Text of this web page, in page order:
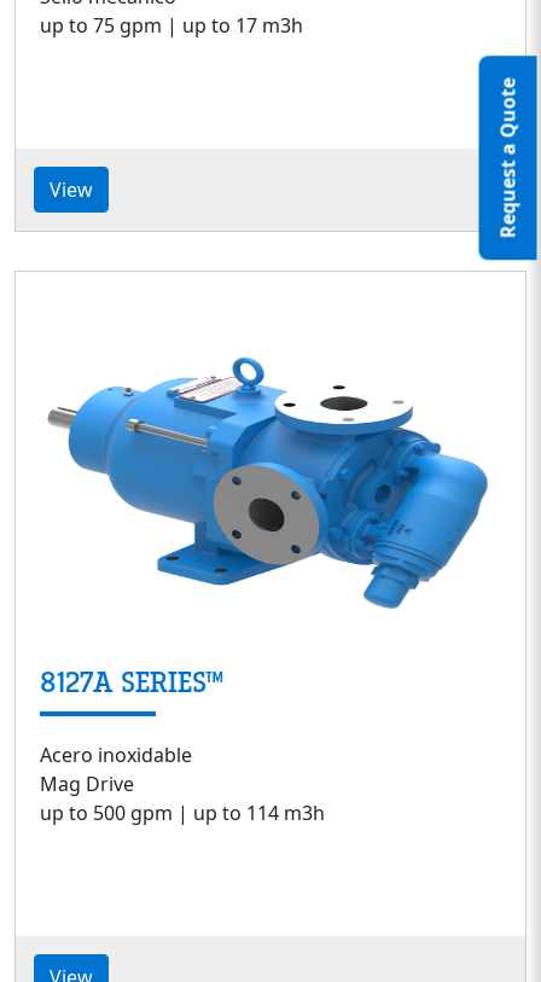
Request a Quote
up to 75 gpm | up to 17 m3h
View
8127A SERIES™
Acero inoxidable
Mag Drive
up to 500 gpm | up to 114 m3h
View